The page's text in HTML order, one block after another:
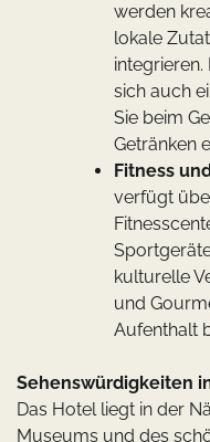
werden
lokale
sich auch
Sie beim
Getränken
Fitness
verfügt
kulturelle
und
Aufenthalt
Sehenswürdigkeiten
Das Hotel liegt in der
Museums und des